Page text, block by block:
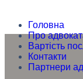
Головна
Про
Вартість
Контакти
Партнери